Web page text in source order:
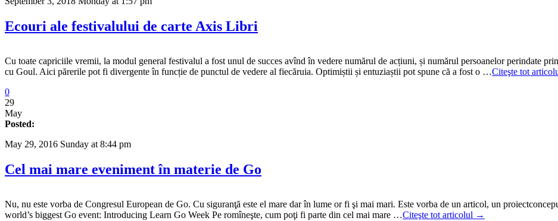
Ecouri ale festivalului de carte Axis Libri
Cu toate capriciile vremii, la modul general festivalul a fost unul de succes avînd în vedere numărul de acțiuni, și numărul persoanelor perindate
cu Goul. Aici părerile pot fi divergente în funcție de punctul de vedere al fiecăruia. Optimiștii și entuziaștii pot spune că a fost o …Citeşte tot
0
29
May
Posted:
May 29, 2016 Sunday at 8:44 pm
Cel mai mare eveniment în materie de Go
Nu, nu este vorba de Congresul European de Go. Cu siguranţă este el mare dar în lume or fi şi mai mari. Este vorba de un articol, un
world’s biggest Go event: Introducing Learn Go Week Pe romîneşte, cum poţi fi parte din cel mai mare …Citeşte tot articolul →